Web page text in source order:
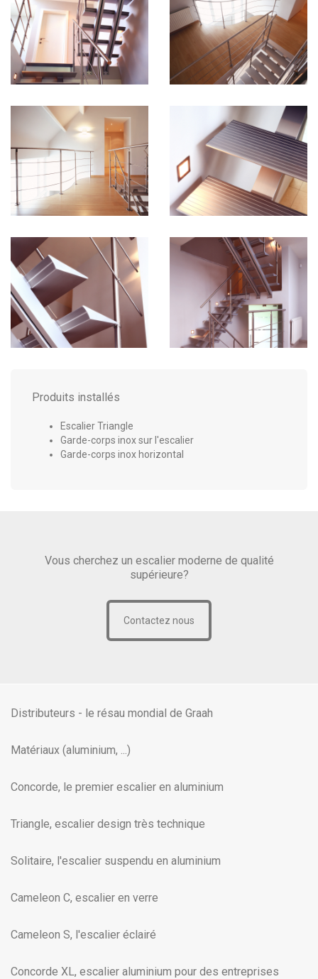
Produits installés
Escalier Triangle
Garde-corps inox sur l'escalier
Garde-corps inox horizontal
Vous cherchez un escalier moderne de qualité
supérieure?
Contactez nous
Distributeurs - le résau mondial de Graah
Matériaux (aluminium, ...)
Concorde, le premier escalier en aluminium
Triangle, escalier design très technique
Solitaire, l'escalier suspendu en aluminium
Cameleon C, escalier en verre
Cameleon S, l'escalier éclairé
Concorde XL, escalier aluminium pour des entreprises